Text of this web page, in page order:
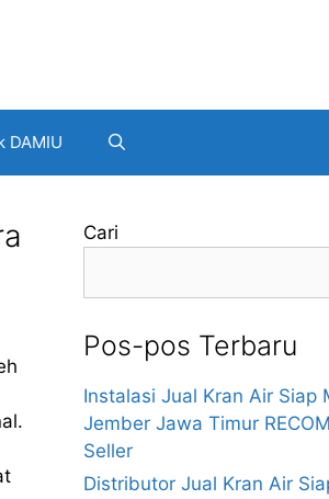
DAMIU
Cari
Pos-pos Terbaru
Instalasi Jual Kran Air Siap
Jember Jawa Timur
Seller
Distributor Jual Kran Air